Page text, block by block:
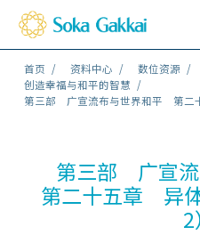
首页 资料中心 数位资源
创造幸福与和平的智慧
第三部 广宣流布与世界和平 第二
第三部 广宣
第二十五章 异
2）